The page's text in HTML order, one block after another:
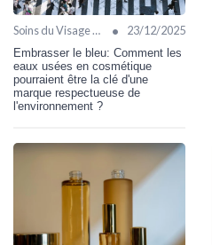
Soins du Visage Bio • 23/12/2025
Embrasser le bleu: Comment les
eaux usées en cosmétique
pourraient être la clé d'une
marque respectueuse de
l'environnement ?